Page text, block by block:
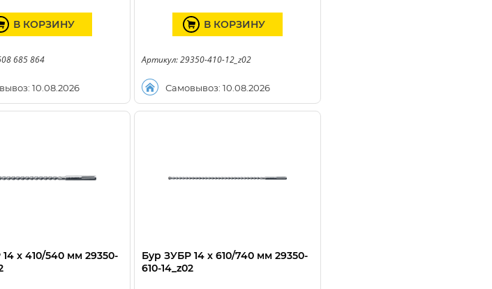
10.08.2026
В КОРЗИНУ
685 864
Самовывоз: 10.08.2026
В КОРЗИНУ
Артикул: 29350-410-12_z02
x 410/540 мм 29350-
Бур ЗУБР 14 x 610/740 мм 29350-
610-14_z02